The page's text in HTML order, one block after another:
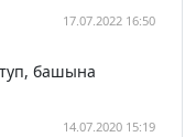
17.07.2022 16:50
башына
14.07.2020 15:19